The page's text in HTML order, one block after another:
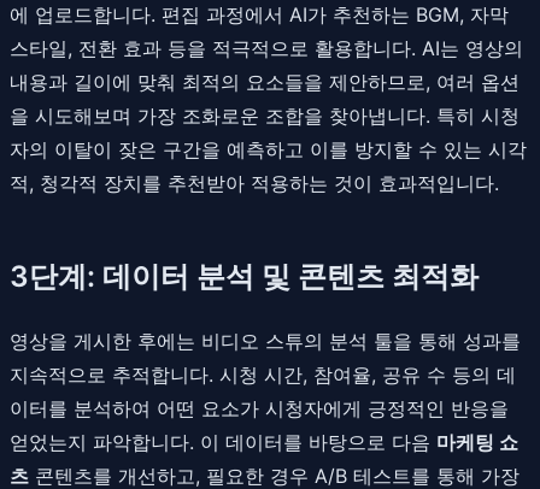
에 업로드합니다. 편집 과정에서 AI가 추천하는 BGM, 자막
스타일, 전환 효과 등을 적극적으로 활용합니다. AI는 영상의
내용과 길이에 맞춰 최적의 요소들을 제안하므로, 여러 옵션
을 시도해보며 가장 조화로운 조합을 찾아냅니다. 특히 시청
자의 이탈이 잦은 구간을 예측하고 이를 방지할 수 있는 시각
적, 청각적 장치를 추천받아 적용하는 것이 효과적입니다.
3단계: 데이터 분석 및 콘텐츠 최적화
영상을 게시한 후에는 비디오 스튜의 분석 툴을 통해 성과를
지속적으로 추적합니다. 시청 시간, 참여율, 공유 수 등의 데
이터를 분석하여 어떤 요소가 시청자에게 긍정적인 반응을
얻었는지 파악합니다. 이 데이터를 바탕으로 다음 마케팅 쇼
츠 콘텐츠를 개선하고, 필요한 경우 A/B 테스트를 통해 가장